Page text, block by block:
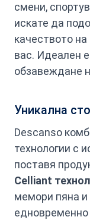
смени,
искате да
качеството
вас. Идеален
обзавеждане
Уникална
Descanso
технологии с
поставя
Celliant
мемори пяна и
едновременно